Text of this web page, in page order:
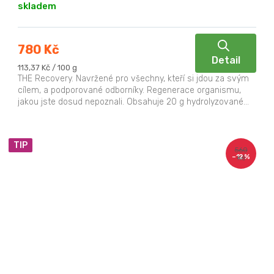
skladem
780 Kč
Měrná
cena:
113,37 Kč / 100 g
Detail
THE Recovery. Navržené pro všechny, kteří si jdou za svým
cílem, a podporované odborníky. Regenerace organismu,
jakou jste dosud nepoznali. Obsahuje 20 g hydrolyzované...
TIP
560
Kč
–12 %